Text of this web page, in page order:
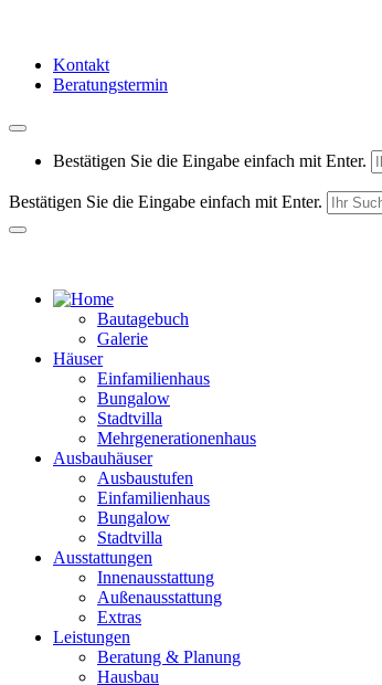
Kontakt
Beratungstermin
Bestätigen Sie die Eingabe einfach mit Enter.
Bestätigen Sie die Eingabe einfach mit Enter.
Bautagebuch
Galerie
Häuser
Einfamilienhaus
Bungalow
Stadtvilla
Mehrgenerationenhaus
Ausbauhäuser
Ausbaustufen
Einfamilienhaus
Bungalow
Stadtvilla
Ausstattungen
Innenausstattung
Außenausstattung
Extras
Leistungen
Beratung & Planung
Hausbau